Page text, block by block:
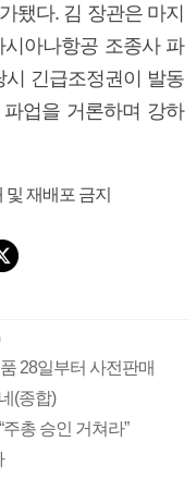
됐다. 김 장관은 마지
아나항공 조종사 파
긴급조정권이 발동
업을 거론하며 강하
및 재배포 금지
28일부터 사전판매
(종합)
총 승인 거쳐라”